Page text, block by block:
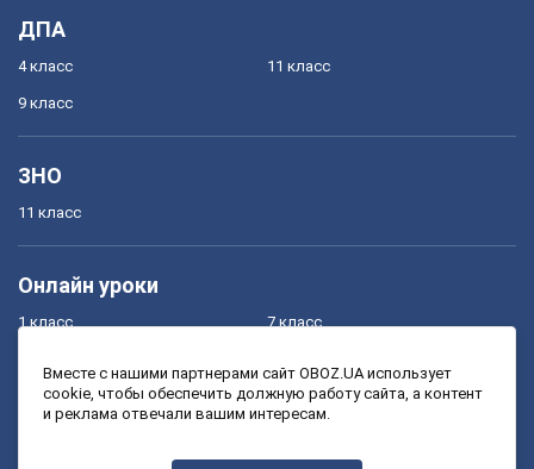
ДПА
4 класс
9 класс
11 класс
ЗНО
11 класс
Онлайн уроки
1 класс
3 класс
7 класс
9 класс
Вместе с нашими партнерами сайт OBOZ.UA использует
cookie, чтобы обеспечить должную работу сайта, а контент
и реклама отвечали вашим интересам.